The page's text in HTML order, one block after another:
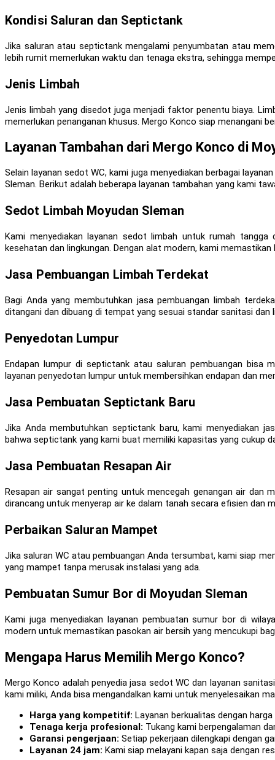
Kondisi Saluran dan Septictank
Jika saluran atau septictank mengalami penyumbatan atau
lebih rumit memerlukan waktu dan tenaga ekstra, sehingga
Jenis Limbah
Jenis limbah yang disedot juga menjadi faktor penentu biaya.
memerlukan penanganan khusus. Mergo Konco siap menangani
Layanan Tambahan dari Mergo Konco di
Selain layanan sedot WC, kami juga menyediakan berbagai
Sleman. Berikut adalah beberapa layanan tambahan yang kami
Sedot Limbah Moyudan Sleman
Kami menyediakan layanan sedot limbah untuk rumah
kesehatan dan lingkungan. Dengan alat modern, kami
Jasa Pembuangan Limbah Terdekat
Bagi Anda yang membutuhkan jasa pembuangan limbah
ditangani dan dibuang di tempat yang sesuai standar sanitasi dan
Penyedotan Lumpur
Endapan lumpur di septictank atau saluran pembuangan bisa
layanan penyedotan lumpur untuk membersihkan endapan dan
Jasa Pembuatan Septictank Baru
Jika Anda membutuhkan septictank baru, kami menyediakan
bahwa septictank yang kami buat memiliki kapasitas yang cukup
Jasa Pembuatan Resapan Air
Resapan air sangat penting untuk mencegah genangan air dan
dirancang untuk menyerap air ke dalam tanah secara efisien dan
Perbaikan Saluran Mampet
Jika saluran WC atau pembuangan Anda tersumbat, kami siap
yang mampet tanpa merusak instalasi yang ada.
Pembuatan Sumur Bor di Moyudan Sleman
Kami juga menyediakan layanan pembuatan sumur bor di
modern untuk memastikan pasokan air bersih yang mencukupi
Mengapa Harus Memilih Mergo Konco?
Mergo Konco adalah penyedia jasa sedot WC dan layanan
kami miliki, Anda bisa mengandalkan kami untuk menyelesaikan
Harga yang kompetitif: Layanan berkualitas dengan
Tenaga kerja profesional: Tukang kami berpengalaman
Garansi pengerjaan: Setiap pekerjaan dilengkapi dengan
Layanan 24 jam: Kami siap melayani kapan saja dengan